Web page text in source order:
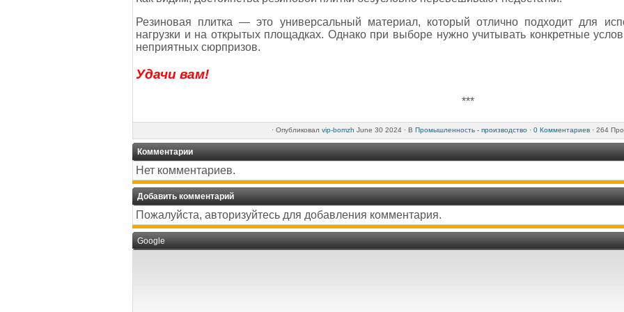
Резиновая плитка — это универсальный материал, который отлично подходит для
нагрузки и на открытых площадках. Однако при выборе нужно учитывать конкретные
неприятных сюрпризов.
Удачи вам!
***
· Опубликовал vip-bomzh June 30 2024 · В Промышленность - производство· 0 Комментариев· 264
Комментарии
Нет комментариев.
Добавить комментарий
Пожалуйста, авторизуйтесь для добавления комментария.
Google